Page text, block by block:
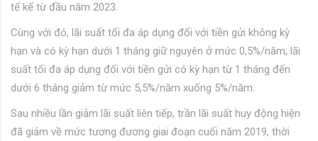
tế kể từ đầu năm 2023.
Cùng với đó, lãi suất tối đa áp dụng đối với tiền gửi không kỳ
hạn và có kỳ hạn dưới 1 tháng giữ nguyên ở mức 0,5%/năm; lãi
suất tối đa áp dụng đối với tiền gửi có kỳ hạn từ 1 tháng đến
dưới 6 tháng giảm từ mức 5,5%/năm xuống 5%/năm.
Sau nhiều lần giảm lãi suất liên tiếp, trần lãi suất huy động hiện
đã giảm về mức tương đương giai đoạn cuối năm 2019, thời